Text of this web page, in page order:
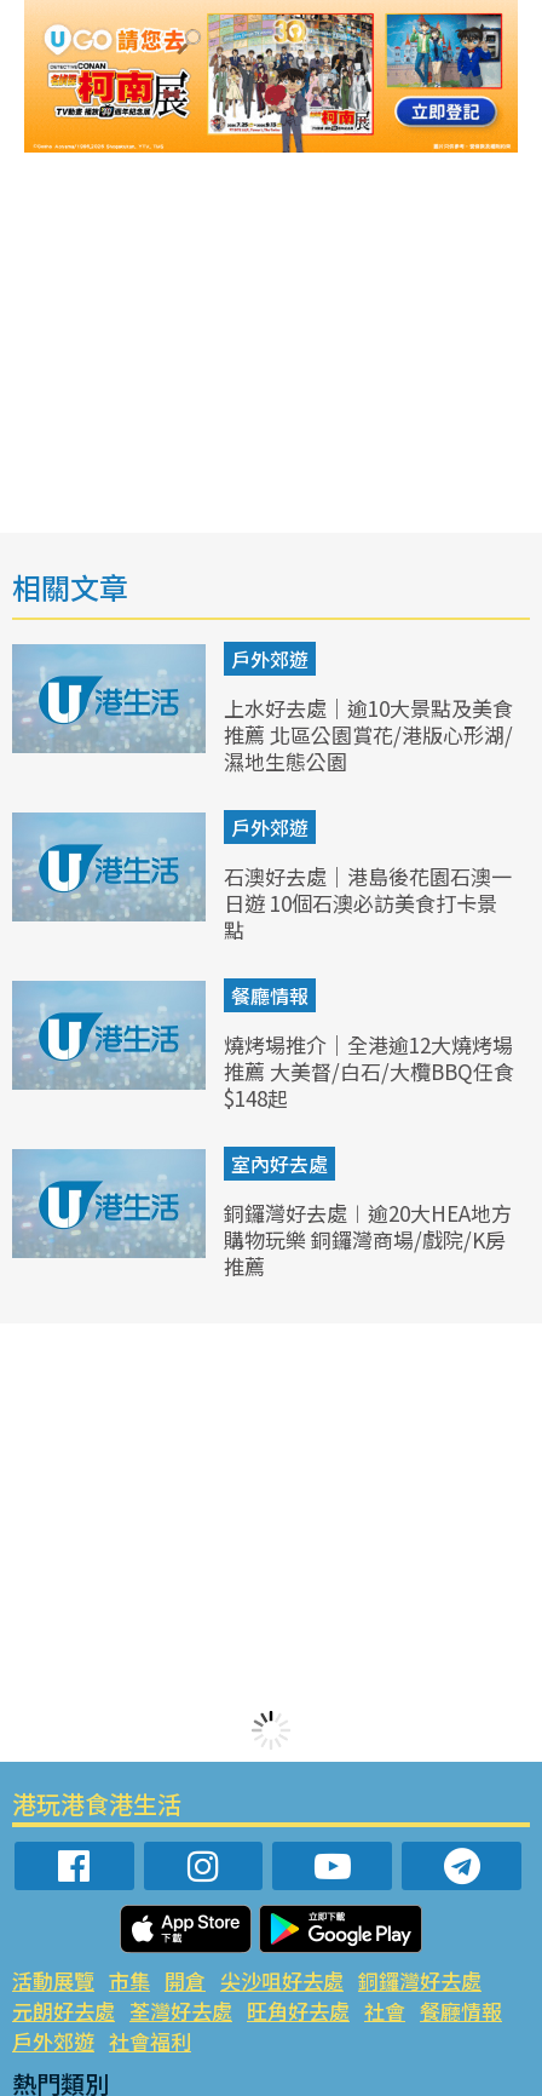
相關文章
戶外郊遊
上水好去處｜逾10大景點及美食
推薦 北區公園賞花/港版心形湖/
濕地生態公園
戶外郊遊
石澳好去處｜港島後花園石澳一
日遊 10個石澳必訪美食打卡景
點
餐廳情報
燒烤場推介｜全港逾12大燒烤場
推薦 大美督/白石/大欖BBQ任食
$148起
室內好去處
銅鑼灣好去處︱逾20大HEA地方
購物玩樂 銅鑼灣商場/戲院/K房
推薦
港玩港食港生活
活動展覽 市集 開倉 尖沙咀好去處 銅鑼灣好去處
元朗好去處 荃灣好去處 旺角好去處 社會 餐廳情報
戶外郊遊 社會福利
熱門類別